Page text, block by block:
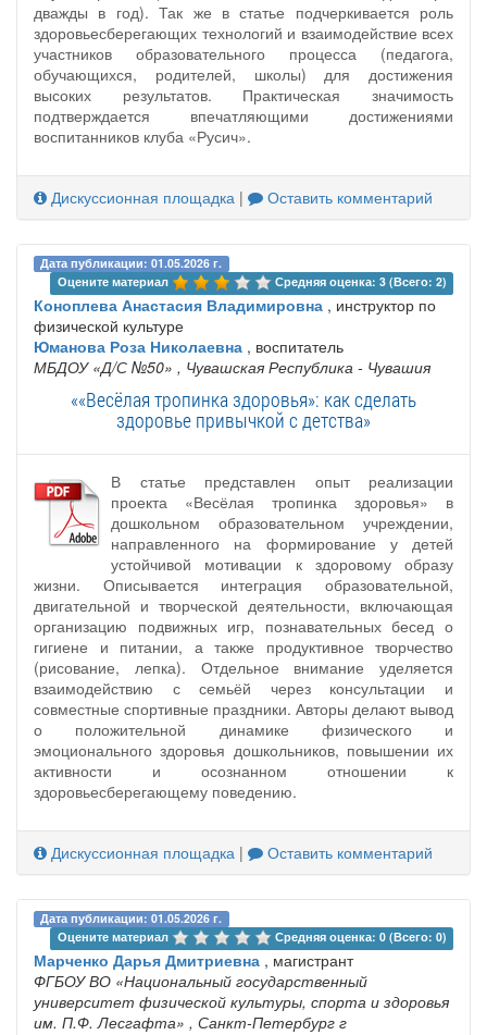
дважды в год). Так же в статье подчеркивается роль
здоровьесберегающих технологий и взаимодействие всех
участников образовательного процесса (педагога,
обучающихся, родителей, школы) для достижения
высоких результатов. Практическая значимость
подтверждается впечатляющими достижениями
воспитанников клуба «Русич».
Дискуссионная площадка | Оставить комментарий
Дата публикации: 01.05.2026 г.
Оцените материал
Средняя оценка: 3 (Всего: 2)
Коноплева Анастасия Владимировна , инструктор по
физической культуре
Юманова Роза Николаевна , воспитатель
МБДОУ «Д/С №50» , Чувашская Республика - Чувашия
««Весёлая тропинка здоровья»: как сделать
здоровье привычкой с детства»
В статье представлен опыт реализации
проекта «Весёлая тропинка здоровья» в
дошкольном образовательном учреждении,
направленного на формирование у детей
устойчивой мотивации к здоровому образу
жизни. Описывается интеграция образовательной,
двигательной и творческой деятельности, включающая
организацию подвижных игр, познавательных бесед о
гигиене и питании, а также продуктивное творчество
(рисование, лепка). Отдельное внимание уделяется
взаимодействию с семьёй через консультации и
совместные спортивные праздники. Авторы делают вывод
о положительной динамике физического и
эмоционального здоровья дошкольников, повышении их
активности и осознанном отношении к
здоровьесберегающему поведению.
Дискуссионная площадка | Оставить комментарий
Дата публикации: 01.05.2026 г.
Оцените материал
Средняя оценка: 0 (Всего: 0)
Марченко Дарья Дмитриевна , магистрант
ФГБОУ ВО «Национальный государственный
университет физической культуры, спорта и здоровья
им. П.Ф. Лесгафта» , Санкт-Петербург г